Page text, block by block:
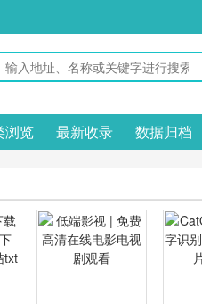
浏览 最新收录 数据归档